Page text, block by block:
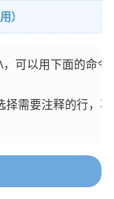
）
可以用下面的命令
需要注释的行，